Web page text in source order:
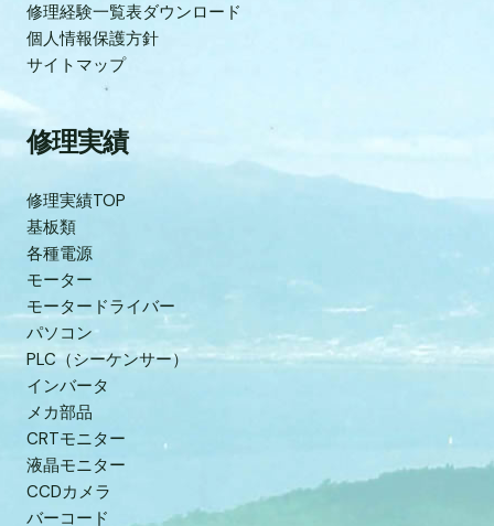
修理経験一覧表ダウンロード
個人情報保護方針
サイトマップ
修理実績
修理実績TOP
基板類
各種電源
モーター
モータードライバー
パソコン
PLC（シーケンサー）
インバータ
メカ部品
CRTモニター
液晶モニター
CCDカメラ
バーコード